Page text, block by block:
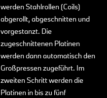
werden Stahlrollen (Coils)
abgerollt, abgeschnitten und
vorgestanzt. Die
zugeschnittenen Platinen
werden dann automatisch den
Großpressen zugeführt. Im
zweiten Schritt werden die
Platinen in bis zu fünf